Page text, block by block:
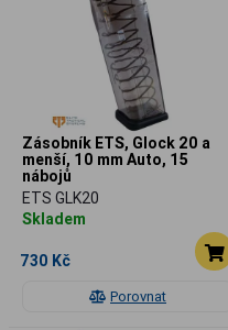
Porovnat
Zásobník ETS, Glock 20 a
menší, 10 mm Auto, 15
nábojů
ETS GLK20
Skladem
730 Kč